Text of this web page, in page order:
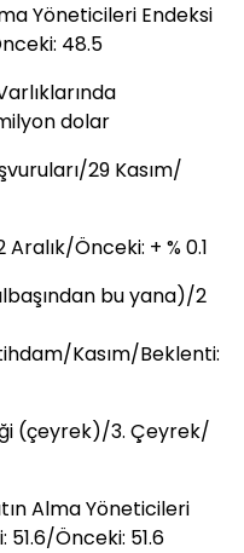
Yöneticileri Endeksi
48.5
dolar
29 Kasım/
Önceki: + % 0.1
bu yana)/2
Kasım/Beklenti:
(çeyrek)/3. Çeyrek/
Alma Yöneticileri
Önceki: 51.6